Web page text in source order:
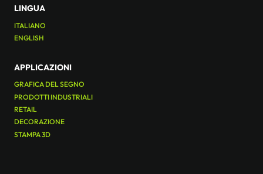
LINGUA
ITALIANO
ENGLISH
APPLICAZIONI
GRAFICA DEL SEGNO
PRODOTTI INDUSTRIALI
RETAIL
DECORAZIONE
STAMPA 3D